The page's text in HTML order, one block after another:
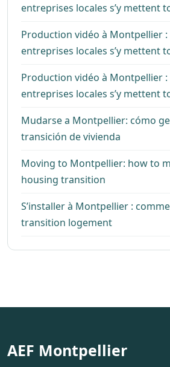
entreprises locales s’y mettent
Production vidéo à Montpellier
entreprises locales s’y mettent
Production vidéo à Montpellier
entreprises locales s’y mettent
Mudarse a Montpellier: cómo
transición de vivienda
Moving to Montpellier: how to
housing transition
S’installer à Montpellier :
transition logement
AEF Montpellier